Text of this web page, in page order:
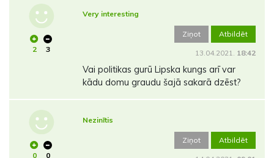
2 3
Very interesting
Ziņot Atbildēt
13.04.2021. 18:42
Vai politikas gurū Lipska kungs arī var
kādu domu graudu šajā sakarā dzēst?
0 0
Nezinītis
Ziņot Atbildēt